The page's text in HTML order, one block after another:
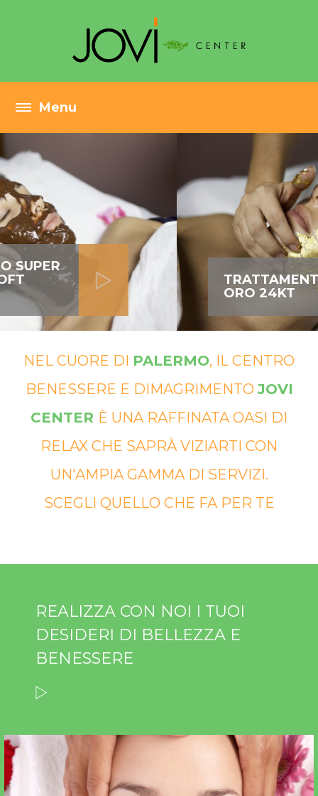
TRATTAMENTO VISO
ORO 24KT
NEL CUORE DI PALERMO, IL CENTRO
BENESSERE E DIMAGRIMENTO JOVI
CENTER È UNA RAFFINATA OASI DI
RELAX CHE SAPRÀ VIZIARTI CON
UN'AMPIA GAMMA DI SERVIZI.
SCEGLI QUELLO CHE FA PER TE
REALIZZA CON NOI I TUOI
DESIDERI DI BELLEZZA E
BENESSERE